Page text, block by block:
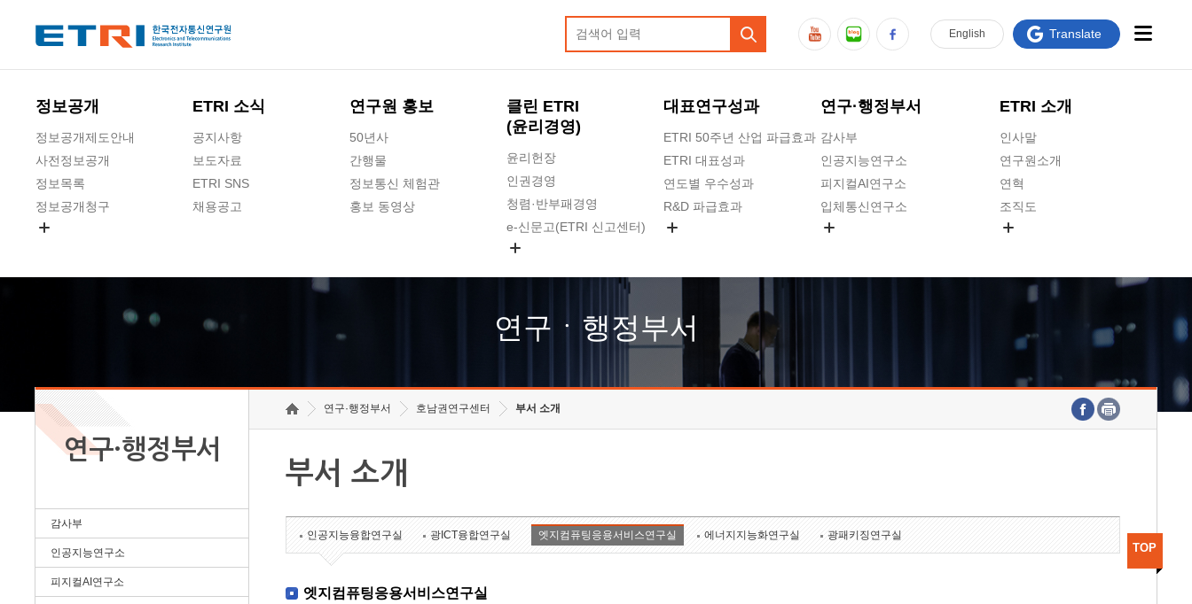
정보공개
정보공개제도안내
사전정보공개
정보목록
정보공개청구
ETRI 소식
공지사항
보도자료
ETRI SNS
채용공고
연구원 홍보
50년사
간행물
정보통신 체험관
홍보 동영상
클린 ETRI
(윤리경영)
윤리헌장
인권경영
청렴·반부패경영
e-신문고(ETRI 신고센터)
고객의소리
수의계약 현황
대표연구성과
ETRI 50주년 산업 파급효과
ETRI 대표성과
연도별 우수성과
R&D 파급효과
연구·행정부서
감사부
인공지능연구소
피지컬AI연구소
입체통신연구소
호남권연구본부
기획본부
ETRI 소개
인사말
연구원소개
연혁
조직도
연구원 고객헌장
주요업무연락처
English Translate
연구ㆍ행정부서
연구·행정부서
감사부
인공지능연구소
피지컬AI연구소
연구·행정부서 호남권연구센터 부서 소개
부서 소개
인공지능융합연구실 광ICT융합연구실 엣지컴퓨팅응용서비스연구실 에너지지능화연구실 광패키징연구실
엣지컴퓨팅응용서비스연구실
TOP